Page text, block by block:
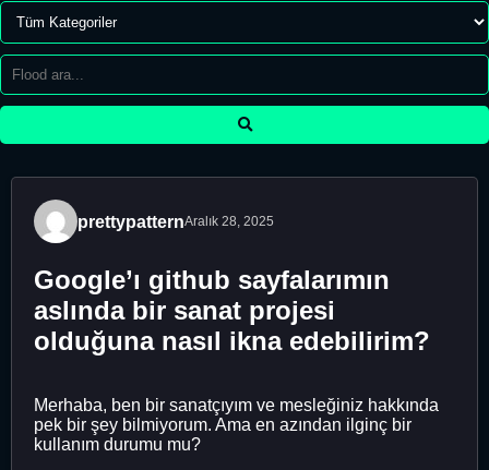
prettypatternAralık 28, 2025
Google’ı github sayfalarımın
aslında bir sanat projesi
olduğuna nasıl ikna edebilirim?
Merhaba, ben bir sanatçıyım ve mesleğiniz hakkında
pek bir şey bilmiyorum. Ama en azından ilginç bir
kullanım durumu mu?